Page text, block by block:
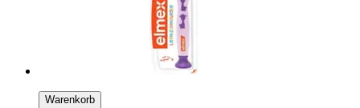
Warenkorb